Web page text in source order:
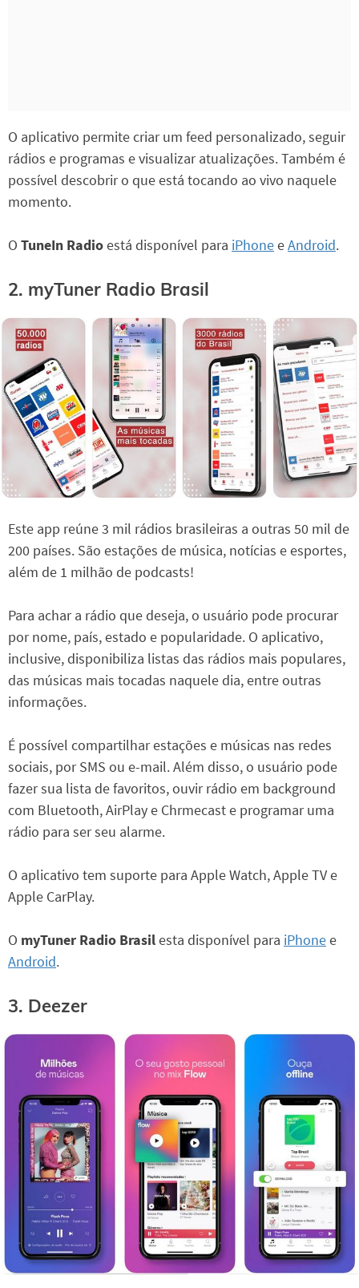
O aplicativo permite criar um feed personalizado, seguir
rádios e programas e visualizar atualizações. Também é
possível descobrir o que está tocando ao vivo naquele
momento.
O TuneIn Radioestá disponível para iPhoneeAndroid.
2. myTuner Radio Brasil
Este app reúne 3 mil rádios brasileiras a outras 50 mil de
200 países. São estações de música, notícias e esportes,
além de 1 milhão de podcasts!
Para achar a rádio que deseja, o usuário pode procurar
por nome, país, estado e popularidade. O aplicativo,
inclusive, disponibiliza listas das rádios mais populares,
das músicas mais tocadas naquele dia, entre outras
informações.
É possível compartilhar estações e músicas nas redes
sociais, por SMS ou e-mail. Além disso, o usuário pode
fazer sua lista de favoritos, ouvir rádio em background
com Bluetooth, AirPlay e Chrmecast e programar uma
rádio para ser seu alarme.
O aplicativo tem suporte para Apple Watch, Apple TV e
Apple CarPlay.
O myTuner Radio Brasilesta disponível para iPhonee
Android.
3. Deezer